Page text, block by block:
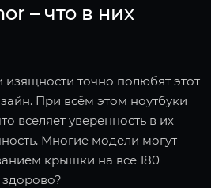
– что в них
изящности точно полюбят этот
При всём этом ноутбуки
вселяет уверенность в их
Многие модели могут
крышки на все 180
здорово?